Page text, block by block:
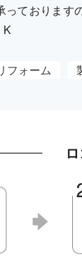
っております
K
フォーム